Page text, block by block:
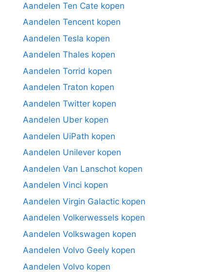
Aandelen Ten Cate kopen
Aandelen Tencent kopen
Aandelen Tesla kopen
Aandelen Thales kopen
Aandelen Torrid kopen
Aandelen Traton kopen
Aandelen Twitter kopen
Aandelen Uber kopen
Aandelen UiPath kopen
Aandelen Unilever kopen
Aandelen Van Lanschot kopen
Aandelen Vinci kopen
Aandelen Virgin Galactic kopen
Aandelen Volkerwessels kopen
Aandelen Volkswagen kopen
Aandelen Volvo Geely kopen
Aandelen Volvo kopen